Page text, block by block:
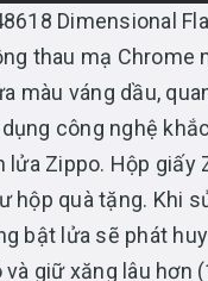
Dimensional
thau mạ Chrome
màu váng dầu,
công nghệ
lửa Zippo. Hộp giấy
hộp quà tặng. Khi
bật lửa sẽ phát
và giữ xăng lâu hơn